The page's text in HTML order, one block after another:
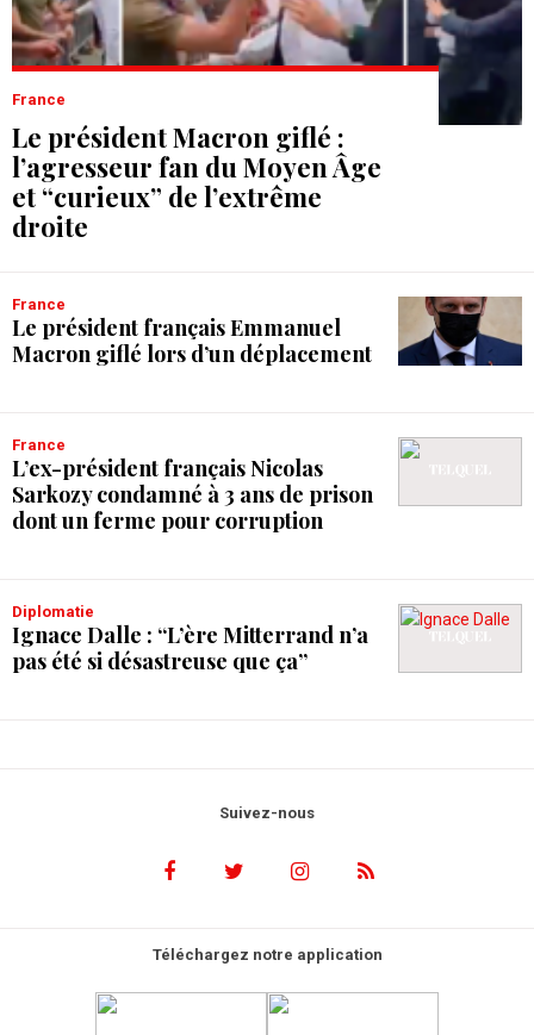
France
Le président Macron giflé :
l’agresseur fan du Moyen Âge
et “curieux” de l’extrême
droite
France
Le président français Emmanuel
Macron giflé lors d’un déplacement
France
L’ex-président français Nicolas
Sarkozy condamné à 3 ans de prison
dont un ferme pour corruption
Diplomatie
Ignace Dalle : “L’ère Mitterrand n’a
pas été si désastreuse que ça”
Suivez-nous
Téléchargez notre application